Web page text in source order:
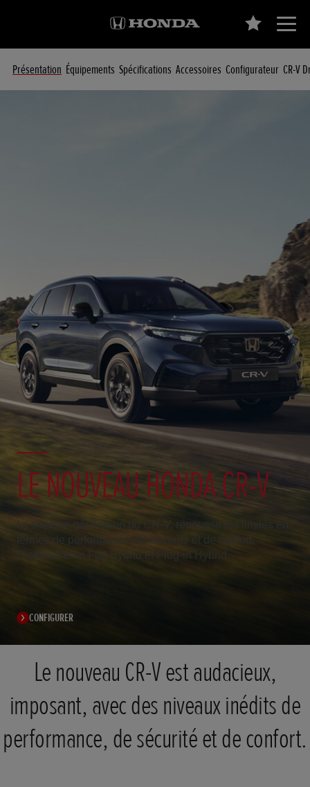
Présentation Équipements Spécifications Accessoires Configurateur CR-V
LE NOUVEAU HONDA CR-V
La sixième génération du CR-V, repousse les limites en
termes de performance, de sécurité et de confort.
Disponible en Full Hybrid et Plug-in Hybrid.
CONFIGURER
Le nouveau CR-V est audacieux,
imposant, avec des niveaux inédits de
performance, de sécurité et de confort.